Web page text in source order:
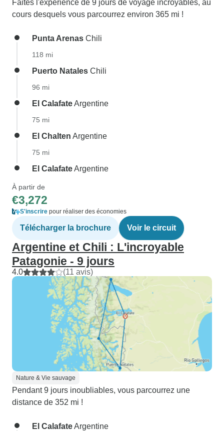
Faites l'expérience de 9 jours de voyage incroyables, au
cours desquels vous parcourrez environ 365 mi !
Punta Arenas Chili
118 mi
Puerto Natales Chili
96 mi
El CalafateArgentine
75 mi
El Chalten Argentine
75 mi
El CalafateArgentine
À partir de
€3,272
S'inscrire pour réaliser des économies
Télécharger la brochure Voir le circuit
Argentine et Chili : L'incroyable
Patagonie - 9 jours
4.0 (11 avis)
Nature & Vie sauvage
Pendant 9 jours inoubliables, vous parcourrez une
distance de 352 mi !
El CalafateArgentine